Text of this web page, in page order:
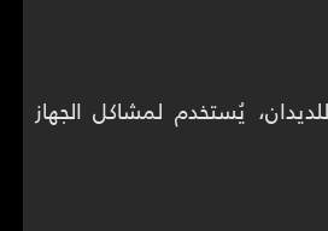
يُستخدم لمشاكل الجهاز